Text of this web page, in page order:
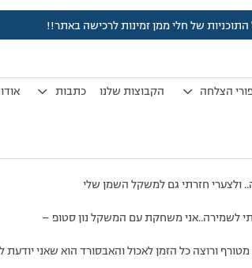
של חלי ממן זמינות לרכישה באתר!!
הצלחה הקבוצות שלנו כתבות
ולצערי חזרתי גם למשקל השמן שלי
לשמירה..אני משחקת עם המשקל נון סטופ –
ורוצה כל הזמן לאכול והאבסורד הוא שאני יודעת